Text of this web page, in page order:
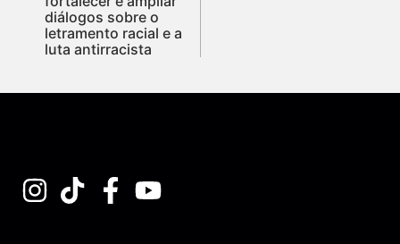
diálogos sobre o
letramento racial e a
luta antirracista